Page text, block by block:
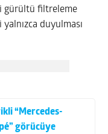
gürültü filtreleme
duyulması
“Mercedes-
görücüye